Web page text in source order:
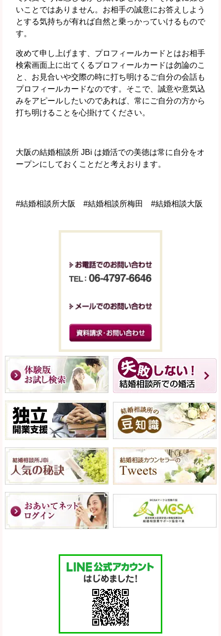
いことではありません。お相手の誠意にお答えしよう
とする気持ちが有れば自然と乗っかっていけるもので
す。
改めて申し上げます、プロフィールカードとはお相手
検索画面上に出てくるプロフィールカードは勿論のこ
と、お見合いや交際の時に打ち明けるご自分の会話も
プロフィールカードなのです。そこで、誠意や意気込
みをアピールしたいのであれば、 常にご自分の方から
打ち明けることを心掛けてください。
大阪の結婚相談所 JBi は婚活での美徳は常に自分をオ
ープンにしておくことだと考えおります。
#結婚相談所大阪 #結婚相談所梅田 #結婚相談大阪